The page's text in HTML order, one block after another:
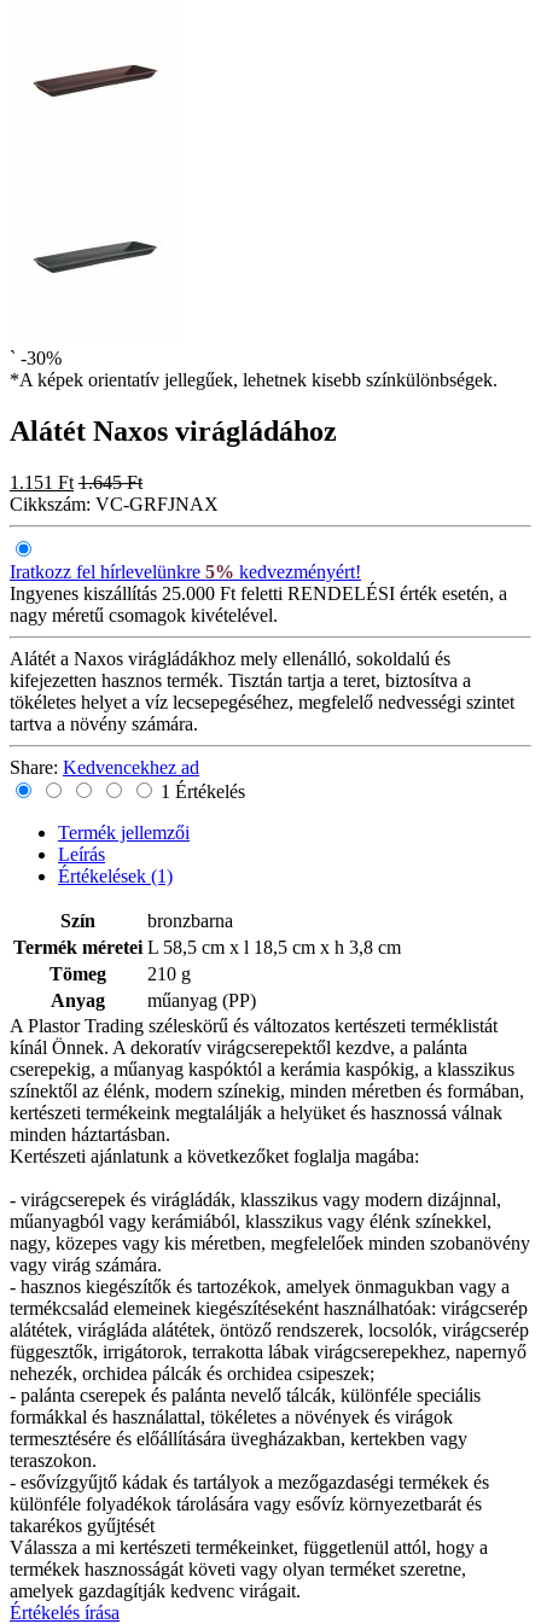
` -30%
*A képek orientatív jellegűek, lehetnek kisebb színkülönbségek.
Alátét Naxos virágládához
1.151 Ft 1.645 Ft
Cikkszám: VC-GRFJNAX
Iratkozz fel hírlevelünkre 5% kedvezményért!
Ingyenes kiszállítás 25.000 Ft feletti RENDELÉSI érték esetén, a
nagy méretű csomagok kivételével.
Alátét a Naxos virágládákhoz mely ellenálló, sokoldalú és
kifejezetten hasznos termék. Tisztán tartja a teret, biztosítva a
tökéletes helyet a víz lecsepegéséhez, megfelelő nedvességi szintet
tartva a növény számára.
Share: Kedvencekhez ad
1 Értékelés
Termék jellemzői
Leírás
Értékelések (1)
Szín
bronzbarna
Termék méretei L 58,5 cm x l 18,5 cm x h 3,8 cm
Tömeg
210 g
Anyag
műanyag (PP)
A Plastor Trading széleskörű és változatos kertészeti terméklistát
kínál Önnek. A dekoratív virágcserepektől kezdve, a palánta
cserepekig, a műanyag kaspóktól a kerámia kaspókig, a klasszikus
színektől az élénk, modern színekig, minden méretben és formában,
kertészeti termékeink megtalálják a helyüket és hasznossá válnak
minden háztartásban.
Kertészeti ajánlatunk a következőket foglalja magába:
- virágcserepek és virágládák, klasszikus vagy modern dizájnnal,
műanyagból vagy kerámiából, klasszikus vagy élénk színekkel,
nagy, közepes vagy kis méretben, megfelelőek minden szobanövény
vagy virág számára.
- hasznos kiegészítők és tartozékok, amelyek önmagukban vagy a
termékcsalád elemeinek kiegészítéseként használhatóak: virágcserép
alátétek, virágláda alátétek, öntöző rendszerek, locsolók, virágcserép
függesztők, irrigátorok, terrakotta lábak virágcserepekhez, napernyő
nehezék, orchidea pálcák és orchidea csipeszek;
- palánta cserepek és palánta nevelő tálcák, különféle speciális
formákkal és használattal, tökéletes a növények és virágok
termesztésére és előállítására üvegházakban, kertekben vagy
teraszokon.
- esővízgyűjtő kádak és tartályok a mezőgazdaségi termékek és
különféle folyadékok tárolására vagy esővíz környezetbarát és
takarékos gyűjtését
Válassza a mi kertészeti termékeinket, függetlenül attól, hogy a
termékek hasznosságát követi vagy olyan terméket szeretne,
amelyek gazdagítják kedvenc virágait.
Értékelés írása